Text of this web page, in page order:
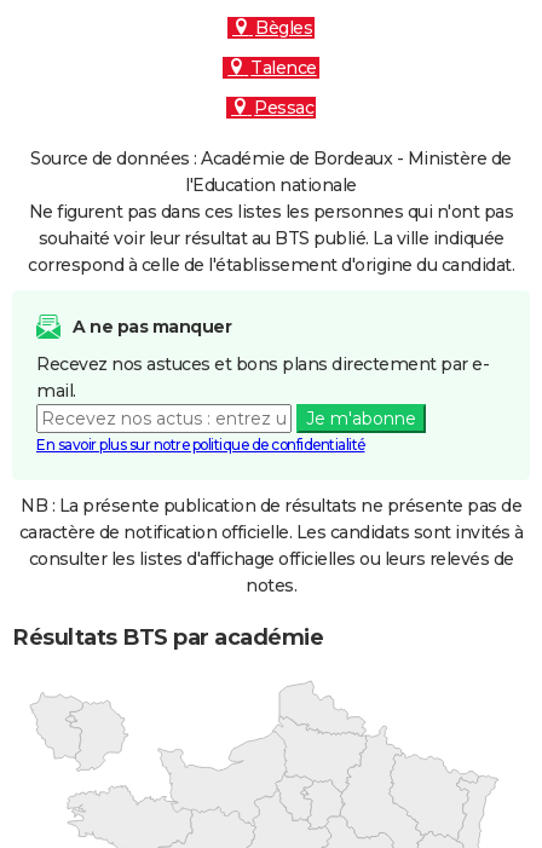
Bègles
Talence
Pessac
Source de données : Académie de Bordeaux - Ministère de
l'Education nationale
Ne figurent pas dans ces listes les personnes qui n'ont pas
souhaité voir leur résultat au BTS publié. La ville indiquée
correspond à celle de l'établissement d'origine du candidat.
A ne pas manquer
Recevez nos astuces et bons plans directement par e-
mail.
Je m'abonne
En savoir plus sur notre politique de confidentialité
NB : La présente publication de résultats ne présente pas de
caractère de notification officielle. Les candidats sont invités à
consulter les listes d'affichage officielles ou leurs relevés de
notes.
Résultats BTS par académie